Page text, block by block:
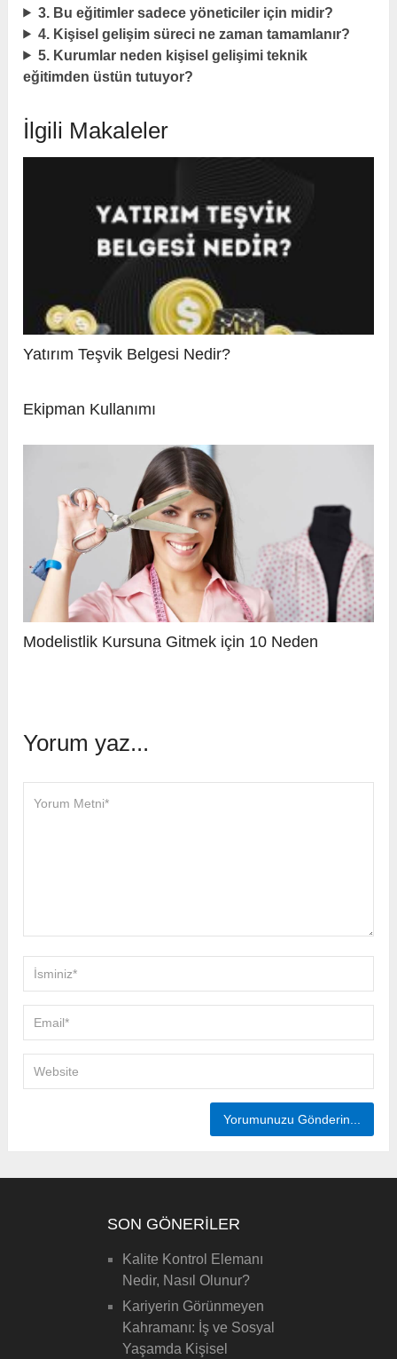
3. Bu eğitimler sadece yöneticiler için midir?
4. Kişisel gelişim süreci ne zaman tamamlanır?
5. Kurumlar neden kişisel gelişimi teknik
eğitimden üstün tutuyor?
İlgili Makaleler
Yatırım Teşvik Belgesi Nedir?
Ekipman Kullanımı
Modelistlik Kursuna Gitmek için 10 Neden
Yorum yaz...
SON GÖNERILER
Kalite Kontrol Elemanı
Nedir, Nasıl Olunur?
Kariyerin Görünmeyen
Kahramanı: İş ve Sosyal
Yaşamda Kişisel